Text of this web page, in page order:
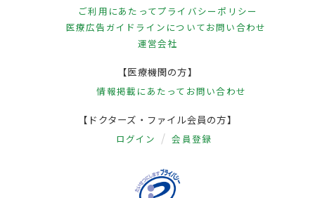
ご利用にあたってプライバシーポリシー
医療広告ガイドラインについてお問い合わせ
運営会社
【医療機関の方】
情報掲載にあたって お問い合わせ
【ドクターズ・ファイル会員の方】
ログイン 会員登録